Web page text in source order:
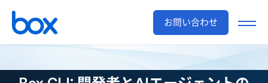
お問い合わせ